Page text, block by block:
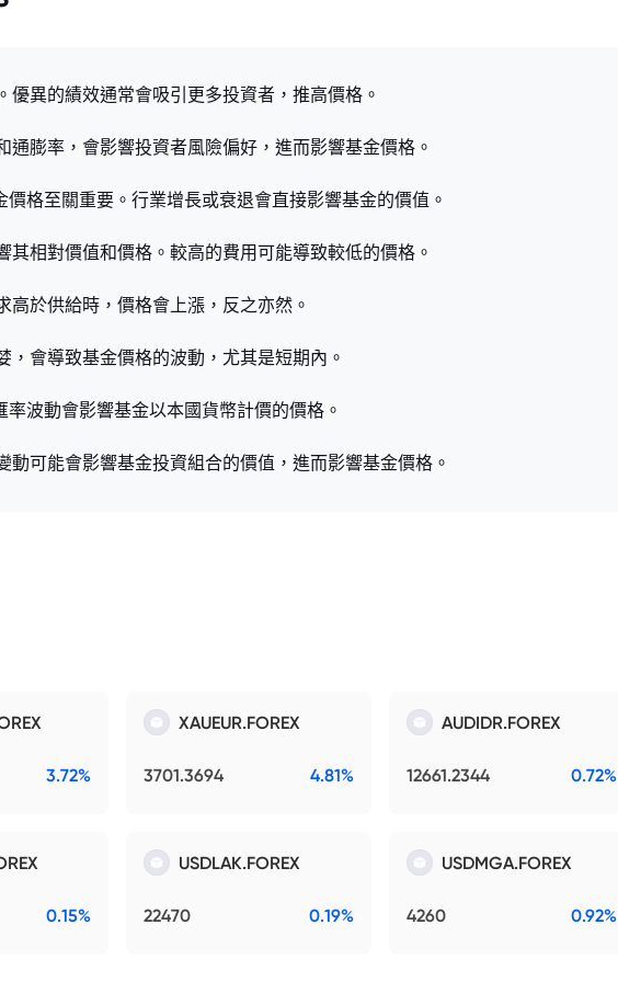
異的績效通常會吸引更多投資者，推高價格。
膨率，會影響投資者風險偏好，進而影響基金價格。
格至關重要。行業增長或衰退會直接影響基金的價值。
相對價值和價格。較高的費用可能導致較低的價格。
於供給時，價格會上漲，反之亦然。
會導致基金價格的波動，尤其是短期內。
波動會影響基金以本國貨幣計價的價格。
可能會影響基金投資組合的價值，進而影響基金價格。
3.72%
XAUEUR.FOREX
3701.3694 4.81%
AUDIDR.FOREX
12661.2344 0.72%
0.15%
USDLAK.FOREX
22470 0.19%
USDMGA.FOREX
4260 0.92%